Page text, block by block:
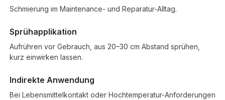
Schmierung im Maintenance- und Reparatur-Alltag.
Sprühapplikation
Aufrühren vor Gebrauch, aus 20–30 cm Abstand sprühen,
kurz einwirken lassen.
Indirekte Anwendung
Bei Lebensmittelkontakt oder Hochtemperatur-Anforderungen